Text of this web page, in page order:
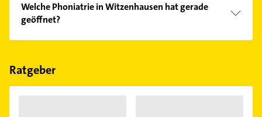
Kundenmeinungen und profitieren Sie von den
Empfehlungen. Die Suchergebnisse können Sie sich
einfach nachBewertungensortiert anzeigen lassen.
Welche Phoniatrie in Witzenhausen hat gerade
geöffnet?
Im Anbieter-Bereich finden Sie alleÖffnungszeiten.
Feiertagen abweichen können.
Ratgeber